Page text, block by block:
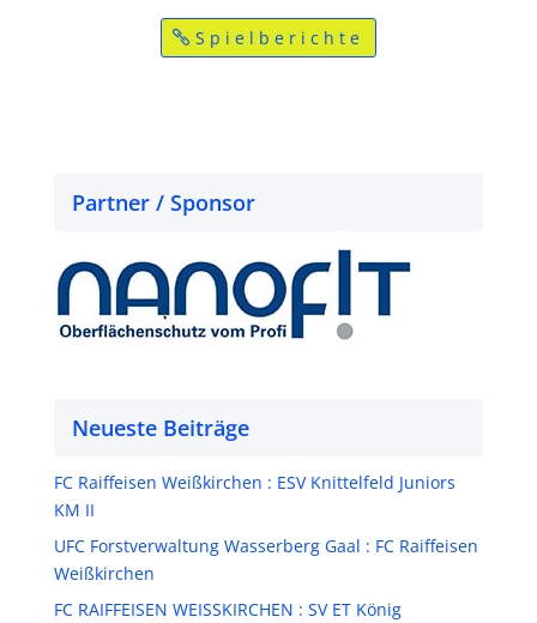
Spielberichte
Partner / Sponsor
Neueste Beiträge
FC Raiffeisen Weißkirchen : ESV Knittelfeld Juniors
KM II
UFC Forstverwaltung Wasserberg Gaal : FC Raiffeisen
Weißkirchen
FC RAIFFEISEN WEISSKIRCHEN : SV ET König